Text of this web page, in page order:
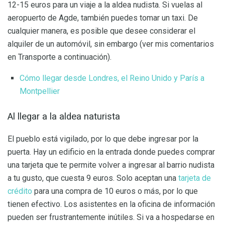
12-15 euros para un viaje a la aldea nudista. Si vuelas al
aeropuerto de Agde, también puedes tomar un taxi. De
cualquier manera, es posible que desee considerar el
alquiler de un automóvil, sin embargo (ver mis comentarios
en Transporte a continuación).
Cómo llegar desde Londres, el Reino Unido y París a
Montpellier
Al llegar a la aldea naturista
El pueblo está vigilado, por lo que debe ingresar por la
puerta. Hay un edificio en la entrada donde puedes comprar
una tarjeta que te permite volver a ingresar al barrio nudista
a tu gusto, que cuesta 9 euros. Solo aceptan una tarjeta de
crédito para una compra de 10 euros o más, por lo que
tienen efectivo. Los asistentes en la oficina de información
pueden ser frustrantemente inútiles. Si va a hospedarse en